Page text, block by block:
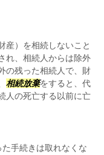
産）を相続しないこと
れ、相続人からは除外
の残った相続人で、財
相続放棄をすると、代
人の死亡する以前に亡
た手続きは取れなくな